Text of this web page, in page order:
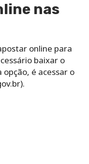
nas
online para
baixar o
é acessar o